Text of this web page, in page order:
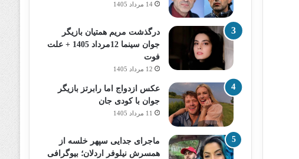
14 مرداد 1405
درگذشت مریم همتیان بازیگر
جوان سینما 12مرداد 1405 + علت
فوت
12 مرداد 1405
عکس ازدواج اما رابرتز بازیگر
جوان با کودی جان
11 مرداد 1405
ماجرای جدایی سپهر خلسه از
همسرش نیلوفر اردلان؛ بیوگرافی